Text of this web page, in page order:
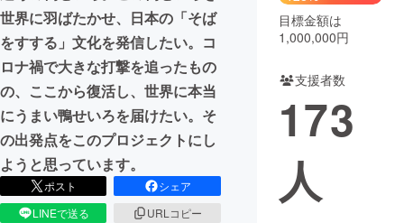
CAMPFIREふるさと納税machi-ya コミュニティ
世界に羽ばたかせ、日本の「そば
をすする」文化を発信したい。コ
ロナ禍で大きな打撃を追ったもの
の、ここから復活し、世界に本当
にうまい鴨せいろを届けたい。そ
の出発点をこのプロジェクトにし
ようと思っています。
ポスト
シェア
LINEで送る
URLコピー
目標金額は
1,000,000円
支援者数
173
人